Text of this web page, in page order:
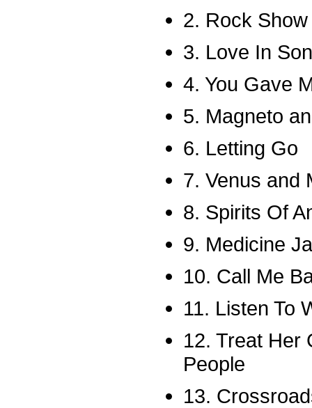
2. Rock Show
3. Love In
4. You Gave
5. Magneto
6. Letting Go
7. Venus and
8. Spirits Of
9. Medicine
10. Call Me
11. Listen To
12. Treat Her
People
13.